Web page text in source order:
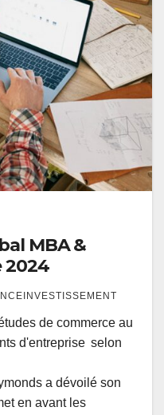
MBA &
2024
de commerce au
d'entreprise selon
a dévoilé son
en avant les